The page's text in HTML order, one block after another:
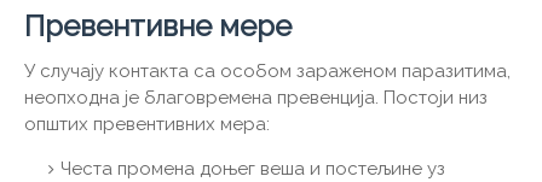
Превентивне мере
У случају контакта са особом зараженом паразитима,
неопходна је благовремена превенција. Постоји низ
општих превентивних мера:
Честа промена доњег веша и постељине уз